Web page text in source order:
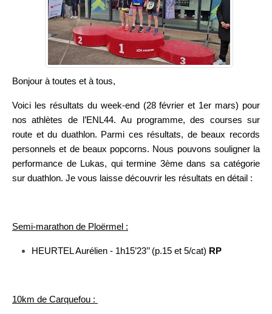
Bonjour à toutes et à tous,
Voici les résultats du week-end (28 février et 1er mars) pour
nos athlètes de l’ENL44. Au programme, des courses sur
route et du duathlon. Parmi ces résultats, de beaux records
personnels et de beaux popcorns. Nous pouvons souligner la
performance de Lukas, qui termine 3ème dans sa catégorie
sur duathlon. Je vous laisse découvrir les résultats en détail :
Semi-marathon de Ploërmel :
HEURTEL Aurélien - 1h15’23’’ (p.15 et 5/cat) RP
10km de Carquefou :